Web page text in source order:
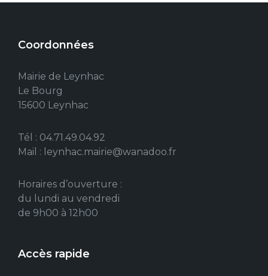
Coordonnées
Mairie de Leynhac
Le Bourg
15600 Leynhac
Tél : 04.71.49.04.92
Mail : leynhac.mairie@wanadoo.fr
Horaires d’ouverture :
du lundi au vendredi
de 9h00 à 12h00
Accès rapide